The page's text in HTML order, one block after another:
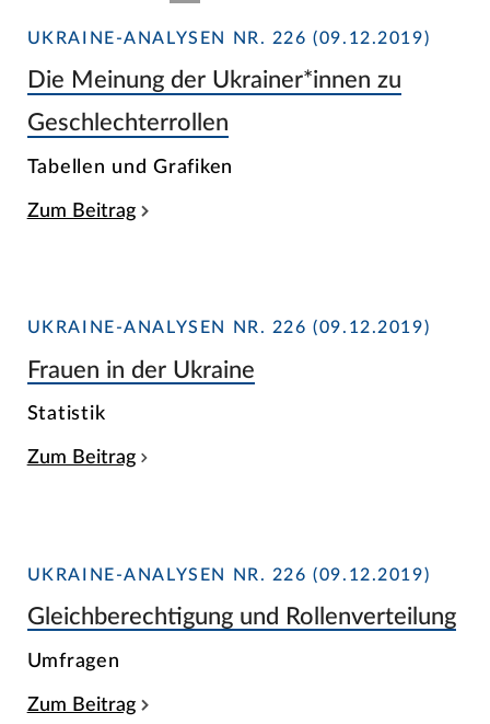
UKRAINE-ANALYSEN NR. 226 (09.12.2019)
Die Meinung der Ukrainer*innen zu
Geschlechterrollen
Tabellen und Grafiken
Zum Beitrag
UKRAINE-ANALYSEN NR. 226 (09.12.2019)
Frauen in der Ukraine
Statistik
Zum Beitrag
UKRAINE-ANALYSEN NR. 226 (09.12.2019)
Gleichberechtigung und Rollenverteilung
Umfragen
Zum Beitrag